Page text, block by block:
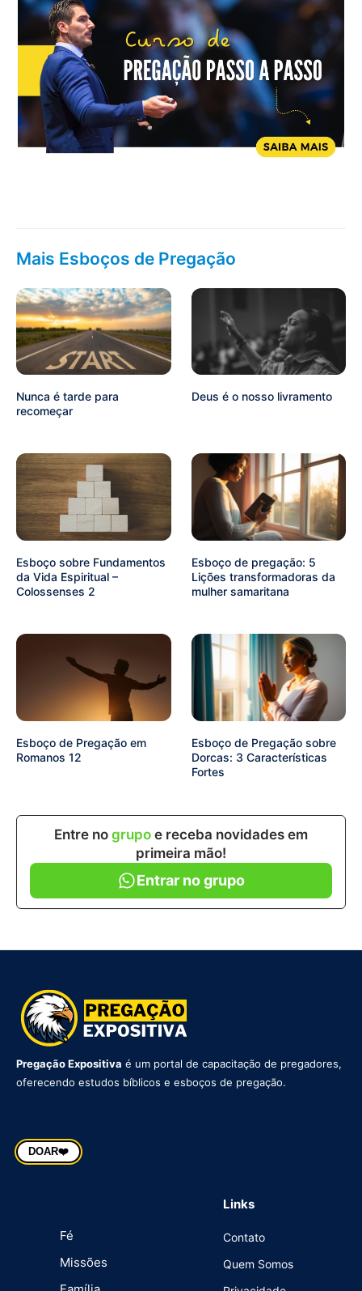
Mais Esboços de Pregação
Nunca é tarde para
recomeçar
Deus é o nosso livramento
Esboço sobre Fundamentos
da Vida Espiritual –
Colossenses 2
Esboço de pregação: 5
Lições transformadoras da
mulher samaritana
Esboço de Pregação em
Romanos 12
Esboço de Pregação sobre
Dorcas: 3 Características
Fortes
Entre no grupo e receba novidades em
primeira mão!
Entrar no grupo
Pregação Expositiva é um portal de capacitação de pregadores,
oferecendo estudos bíblicos e esboços de pregação.
DOAR❤️
Fé
Missões
Links
Contato
Quem Somos